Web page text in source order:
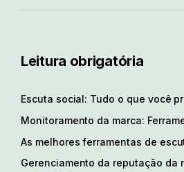
Leitura obrigatória
Escuta social: Tudo o que você
Monitoramento da marca:
As melhores ferramentas de
Gerenciamento da reputação da